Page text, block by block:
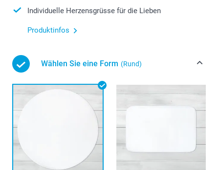
Individuelle Herzensgrüsse für die Lieben
Produktinfos
Wählen Sie eine Form (Rund)